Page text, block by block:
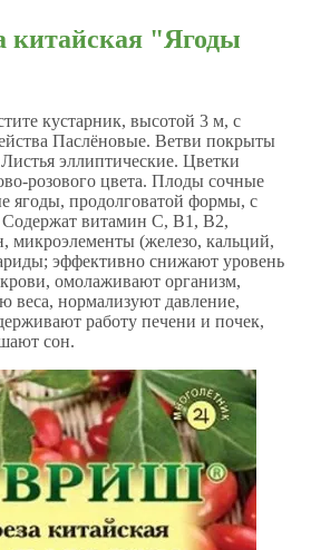
китайская "Ягоды
кустарник, высотой 3 м, с
Паслёновые. Ветви покрыты
эллиптические. Цветки
розового цвета. Плоды сочные
ягоды, продолговатой формы, с
Содержат витамин С, В1, В2,
микроэлементы (железо, кальций,
эффективно снижают уровень
крови, омолаживают организм,
веса, нормализуют давление,
работу печени и почек,
сон.